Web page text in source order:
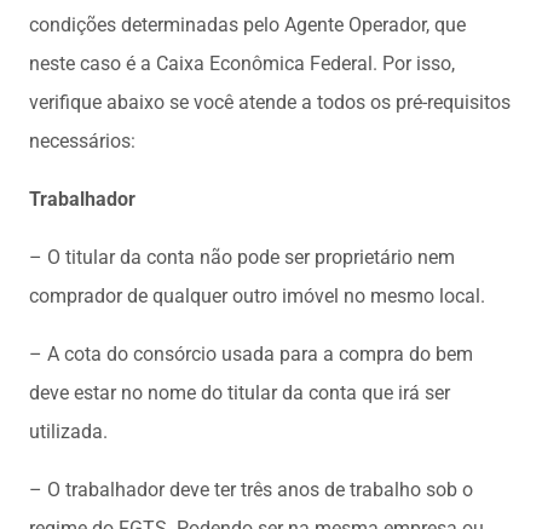
condições determinadas pelo Agente Operador, que
neste caso é a Caixa Econômica Federal. Por isso,
verifique abaixo se você atende a todos os pré-requisitos
necessários:
Trabalhador
– O titular da conta não pode ser proprietário nem
comprador de qualquer outro imóvel no mesmo local.
– A cota do consórcio usada para a compra do bem
deve estar no nome do titular da conta que irá ser
utilizada.
– O trabalhador deve ter três anos de trabalho sob o